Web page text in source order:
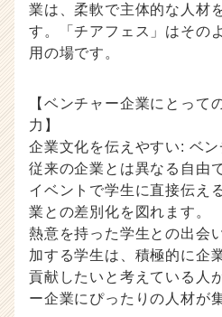
業は、柔軟で主体的な人材
す。「チアフェス」はその
用の場です。
【ベンチャー企業にとって
力】
企業文化を伝えやすい: ベン
従来の企業とは異なる自由
イベントで学生に直接伝え
業との差別化を図れます。
熱意を持った学生との出会
加する学生は、積極的に企
貢献したいと考えている人
ー企業にぴったりの人材が